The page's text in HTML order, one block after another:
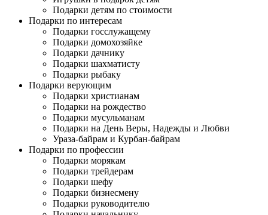
Подарки детям по стоимости
Подарки по интересам
Подарки госслужащему
Подарки домохозяйке
Подарки дачнику
Подарки шахматисту
Подарки рыбаку
Подарки верующим
Подарки христианам
Подарки на рождество
Подарки мусульманам
Подарки на День Веры, Надежды и Любви
Ураза-байрам и Курбан-байрам
Подарки по профессии
Подарки морякам
Подарки трейдерам
Подарки шефу
Подарки бизнесмену
Подарки руководителю